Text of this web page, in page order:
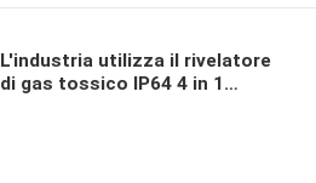
L'industria utilizza il rivelatore
di gas tossico IP64 4 in 1